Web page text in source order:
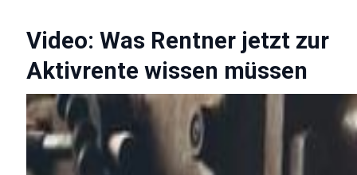
Video: Was Rentner jetzt zur
Aktivrente wissen müssen